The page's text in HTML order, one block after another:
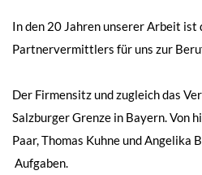
In den 20 Jahren unserer Arbeit ist
Partnervermittlers für uns zur
Der Firmensitz und zugleich das
Salzburger Grenze in Bayern. Von
Paar, Thomas Kuhne und Angelika
Aufgaben.